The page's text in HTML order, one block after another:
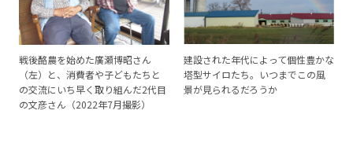
戦後酪農を始めた廣瀬博昭さん
（左）と、消費者や子どもたちと
の交流にいち早く取り組んだ2代目
の文彦さん（2022年7月撮影）
建設された年代によって個性豊かな
塔型サイロたち。いつまでこの風
景が見られるだろうか